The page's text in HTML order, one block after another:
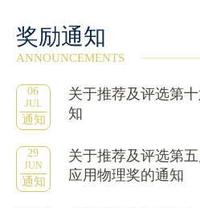
奖励通知
ANNOUNCEMENTS
06
JUL
通知
关于推荐及评选第
知
29
JUN
通知
关于推荐及评选第
应用物理奖的通知